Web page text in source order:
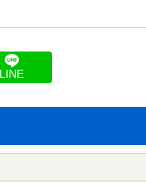
LINE